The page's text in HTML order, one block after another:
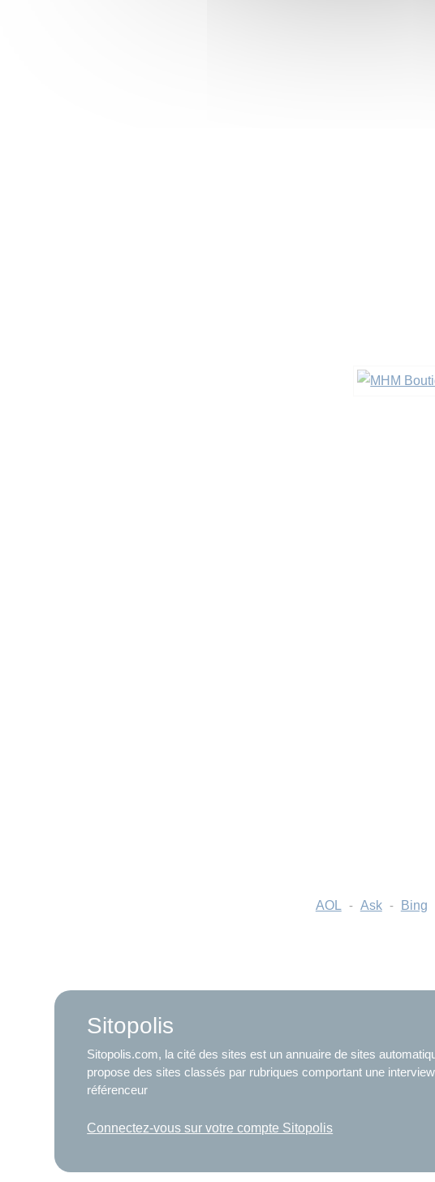
AOL - Ask - Bing
Sitopolis
Sitopolis.com, la cité des sites est un annuaire de sites
propose des sites classés par rubriques comportant une
référenceur
Connectez-vous sur votre compte Sitopolis